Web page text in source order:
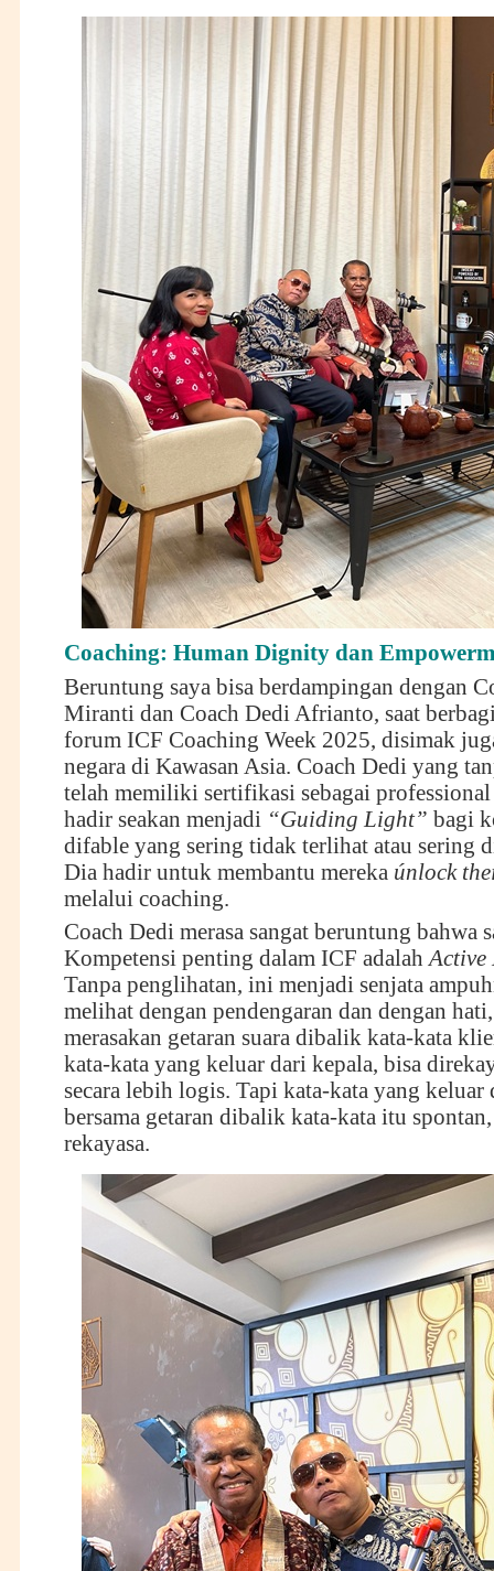
Coaching: Human Dignity dan
Beruntung saya bisa berdampingan dengan
Miranti dan Coach Dedi Afrianto, saat
forum ICF Coaching Week 2025, disimak
negara di Kawasan Asia. Coach Dedi yang
telah memiliki sertifikasi sebagai
hadir seakan menjadi “Guiding Light” bagi
difable yang sering tidak terlihat atau sering
Dia hadir untuk membantu mereka únlock
melalui coaching.
Coach Dedi merasa sangat beruntung bahwa
Kompetensi penting dalam ICF adalahActive
Tanpa penglihatan, ini menjadi senjata
melihat dengan pendengaran dan dengan
merasakan getaran suara dibalik kata-kata
kata-kata yang keluar dari kepala, bisa
secara lebih logis. Tapi kata-kata yang keluar
bersama getaran dibalik kata-kata itu
rekayasa.